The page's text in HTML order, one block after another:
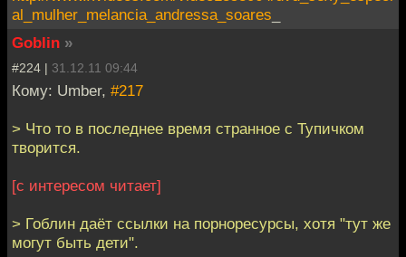
al_mulher_melancia_andressa_soares
Goblin »
#224 | 31.12.11 09:44
Кому: Umber, #217
> Что то в последнее время странное с Тупичком
творится.
[с интересом читает]
> Гоблин даёт ссылки на порноресурсы, хотя "тут же
могут быть дети".